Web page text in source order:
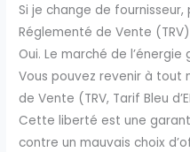
Si je change de
Réglementé de Vente
Oui. Le marché de
Vous pouvez revenir à tout
de Vente (TRV, Tarif Bleu
Cette liberté est une
contre un mauvais choix